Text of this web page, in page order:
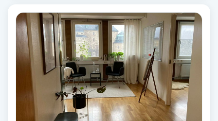
Extensions borttagning
Eyeliner-tatuering
Face framing
Faceliftmassage